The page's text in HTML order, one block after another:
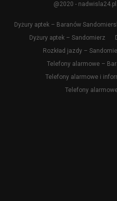
@2020 -
Dyżury aptek – Baranów
Dyżury aptek – Sandomierz
Rozkład jazdy –
Telefony alarmowe –
Telefony alarmowe i
Telefony